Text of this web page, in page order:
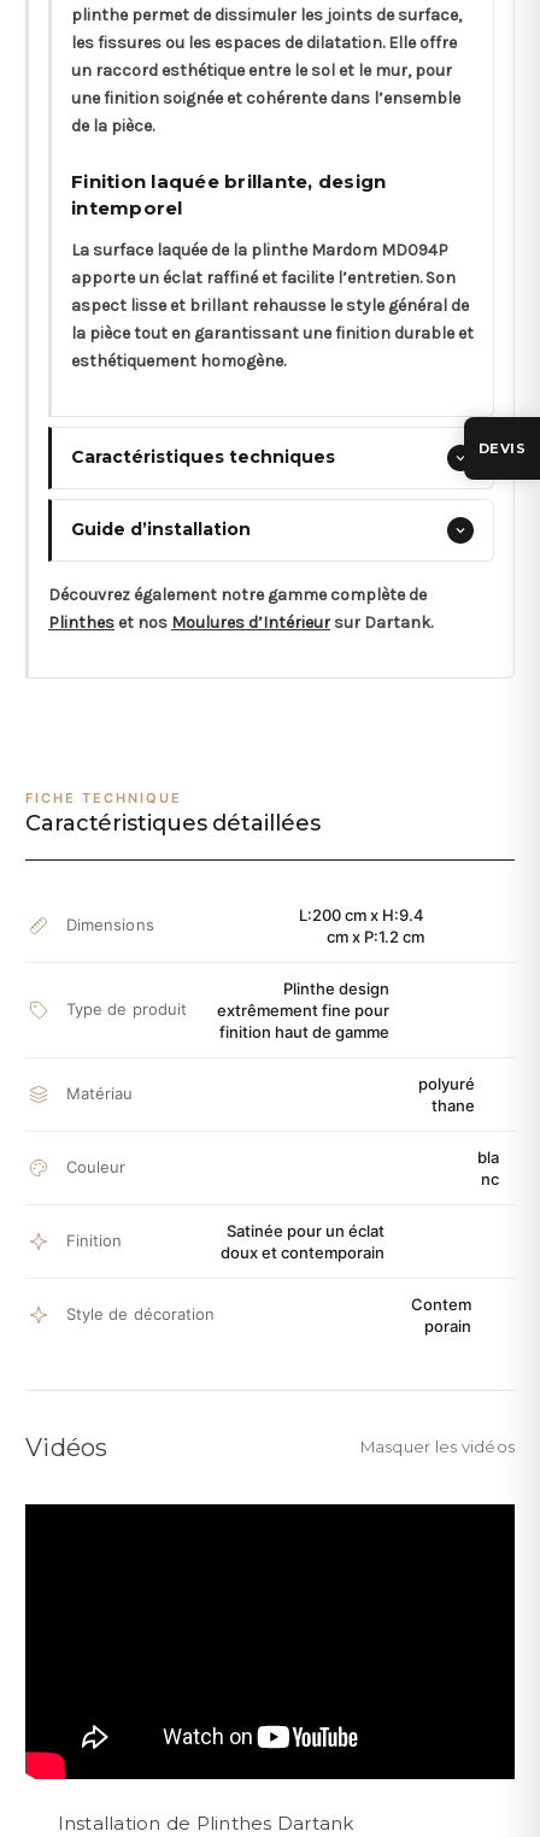
plinthe permet de dissimuler les joints de surface,
les fissures ou les espaces de dilatation. Elle offre
un raccord esthétique entre le sol et le mur, pour
une finition soignée et cohérente dans l’ensemble
de la pièce.
Finition laquée brillante, design
intemporel
La surface laquée de la plinthe Mardom MD094P
apporte un éclat raffiné et facilite l’entretien. Son
aspect lisse et brillant rehausse le style général de
la pièce tout en garantissant une finition durable et
esthétiquement homogène.
Caractéristiques techniques
Guide d’installation
Découvrez également notre gamme complète de
Plinthes et nos Moulures d’Intérieur sur Dartank.
FICHE TECHNIQUE
Caractéristiques détaillées
Dimensions
L:200 cm x H:9.4
cm x P:1.2 cm
Type de produit
Plinthe design
extrêmement fine pour
finition haut de gamme
Matériau
polyuré
thane
Couleur
bla
nc
Finition
Satinée pour un éclat
doux et contemporain
Style de décoration
Contem
porain
Vidéos Masquer les vidéos
Installation de Plinthes Dartank
DEVIS